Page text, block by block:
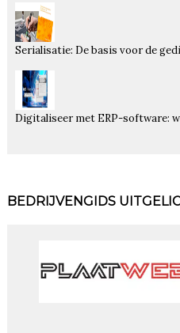
Serialisatie: De basis voor de
Digitaliseer met ERP-software:
BEDRIJVENGIDS